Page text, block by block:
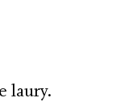
laury.